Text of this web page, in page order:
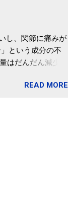
し、関節に痛みが
という成分の不
はだんだん減少し
という成分は、納
ことがなかった。
混ぜる。 ・タレ
ふわふわ感がよ
ンドロイチン補
日納豆を食べるほ
痛み・体のゆがみ
READ MORE